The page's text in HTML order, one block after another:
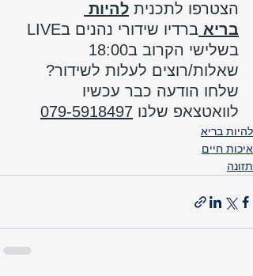
הצטרפו לתכנית להיות
בריא
בשלישי הקרוב ב18:00
שאלות/רוצים לעלות לשידור?
שלחו הודעה כבר עכשיו
לוואטצאפ שלנו 079-5918497
להיות בריא
איכות חיים
תזונה